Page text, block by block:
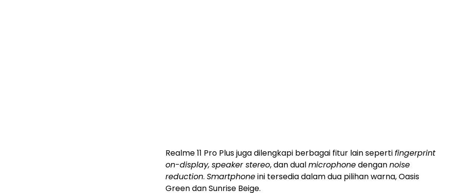
Realme 11 Pro Plus juga dilengkapi berbagai fitur lain sepertifingerprint
on-display, speaker stereo, dan dualmicrophonedengannoise
reduction. Smartphoneini tersedia dalam dua pilihan warna, Oasis
Green dan Sunrise Beige.